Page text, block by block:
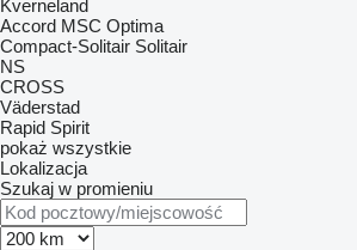
Kverneland
Accord MSC Optima
Compact-Solitair Solitair
NS
CROSS
Väderstad
Rapid Spirit
pokaż wszystkie
Lokalizacja
Szukaj w promieniu